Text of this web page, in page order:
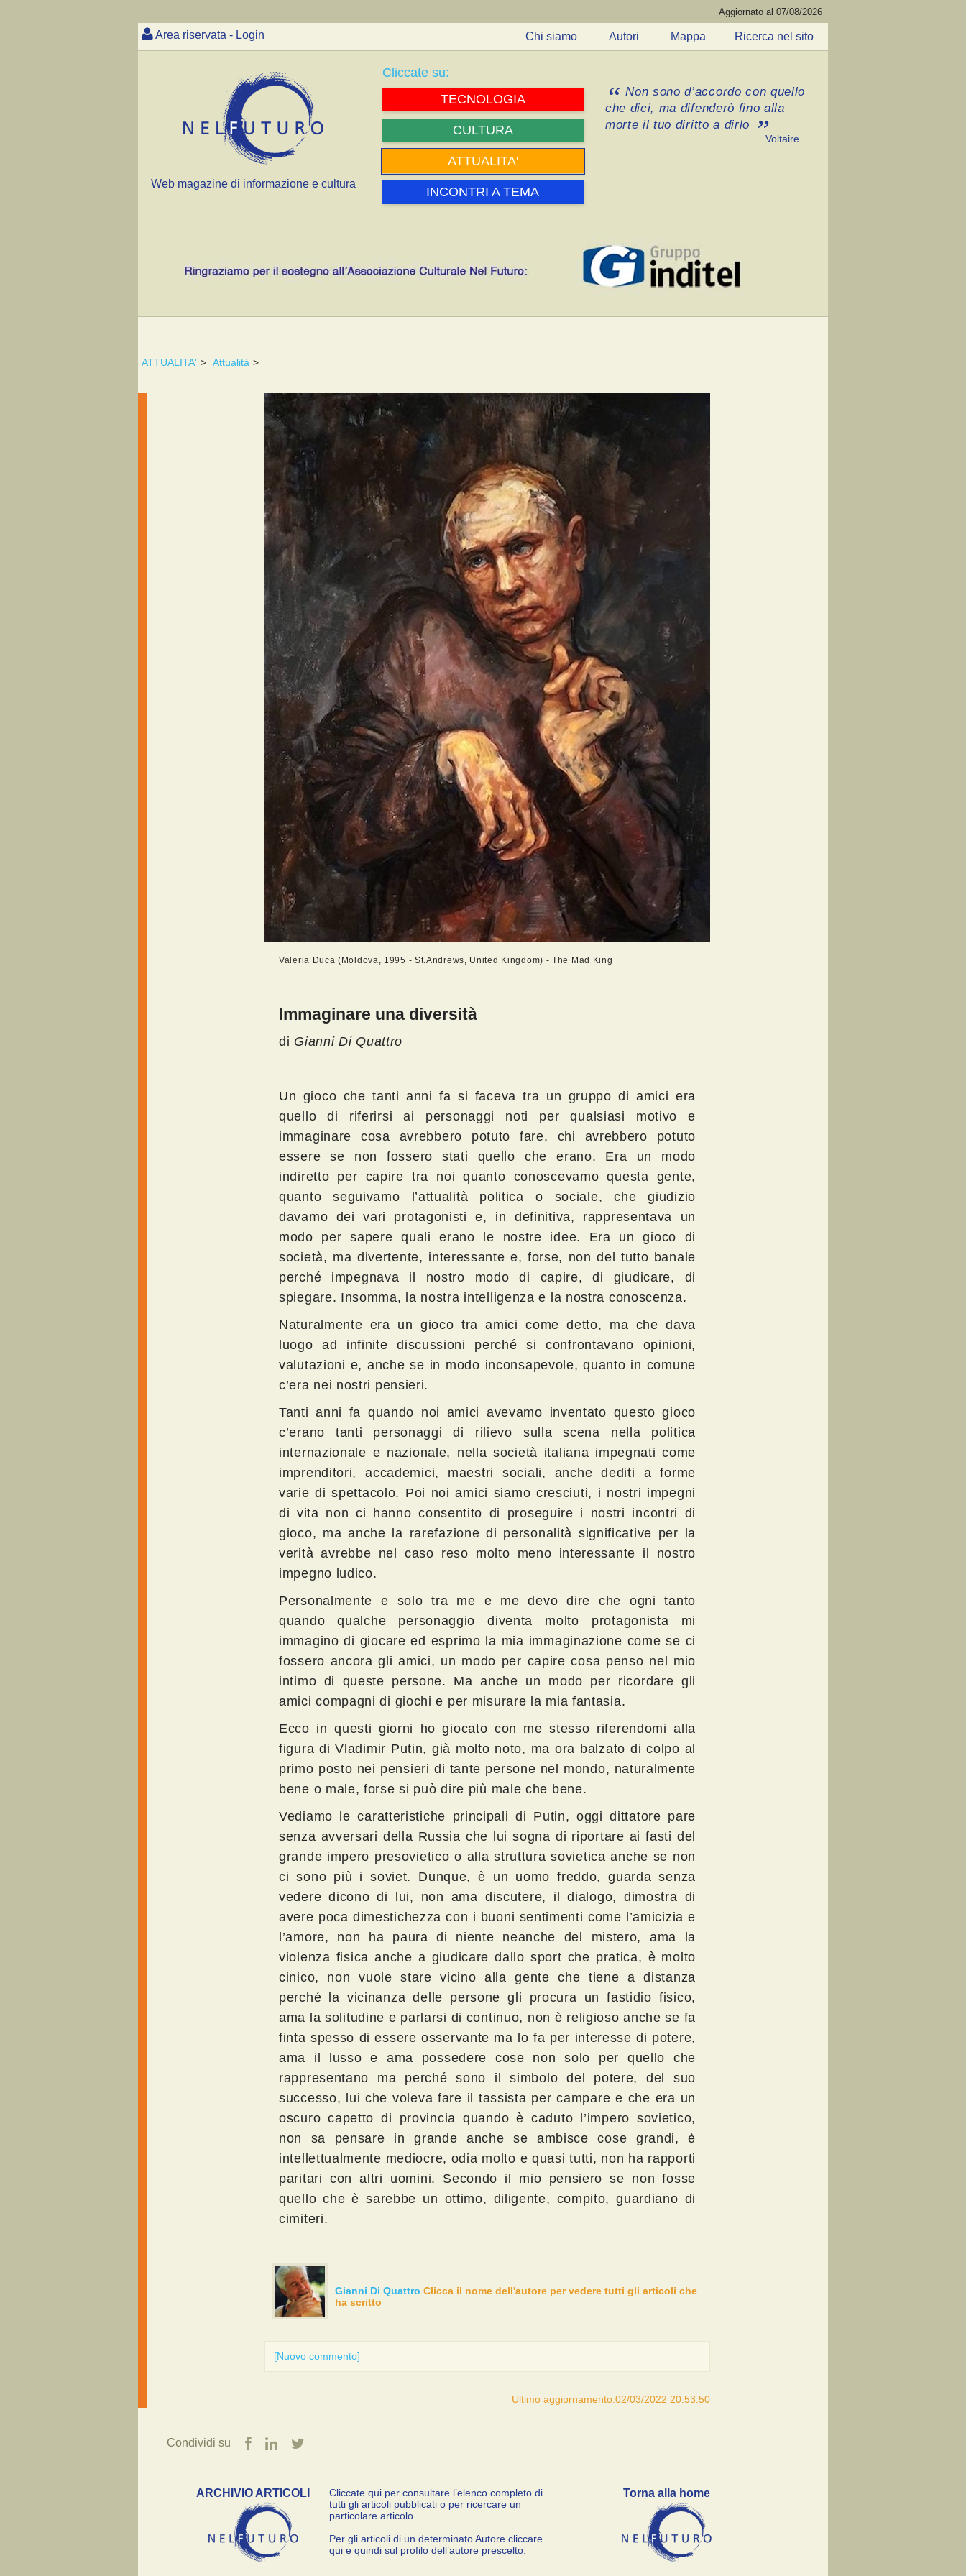
Aggiornato al 07/08/2026
Area riservata - Login Chi siamo Autori Mappa Ricerca nel sito
Web magazine di informazione e cultura
Cliccate su:
TECNOLOGIA
CULTURA
ATTUALITA'
INCONTRI A TEMA
Non sono d’accordo con quello
che dici, ma difenderò fino alla
morte il tuo diritto a dirlo
Voltaire
ATTUALITA' > Attualità >
Valeria Duca (Moldova, 1995 - St.Andrews, United Kingdom) - The Mad King
Immaginare una diversità
di Gianni Di Quattro
Un gioco che tanti anni fa si faceva tra un gruppo di amici era
quello di riferirsi ai personaggi noti per qualsiasi motivo e
immaginare cosa avrebbero potuto fare, chi avrebbero potuto
essere se non fossero stati quello che erano. Era un modo
indiretto per capire tra noi quanto conoscevamo questa gente,
quanto seguivamo l’attualità politica o sociale, che giudizio
davamo dei vari protagonisti e, in definitiva, rappresentava un
modo per sapere quali erano le nostre idee. Era un gioco di
società, ma divertente, interessante e, forse, non del tutto banale
perché impegnava il nostro modo di capire, di giudicare, di
spiegare. Insomma, la nostra intelligenza e la nostra conoscenza.
Naturalmente era un gioco tra amici come detto, ma che dava
luogo ad infinite discussioni perché si confrontavano opinioni,
valutazioni e, anche se in modo inconsapevole, quanto in comune
c’era nei nostri pensieri.
Tanti anni fa quando noi amici avevamo inventato questo gioco
c’erano tanti personaggi di rilievo sulla scena nella politica
internazionale e nazionale, nella società italiana impegnati come
imprenditori, accademici, maestri sociali, anche dediti a forme
varie di spettacolo. Poi noi amici siamo cresciuti, i nostri impegni
di vita non ci hanno consentito di proseguire i nostri incontri di
gioco, ma anche la rarefazione di personalità significative per la
verità avrebbe nel caso reso molto meno interessante il nostro
impegno ludico.
Personalmente e solo tra me e me devo dire che ogni tanto
quando qualche personaggio diventa molto protagonista mi
immagino di giocare ed esprimo la mia immaginazione come se ci
fossero ancora gli amici, un modo per capire cosa penso nel mio
intimo di queste persone. Ma anche un modo per ricordare gli
amici compagni di giochi e per misurare la mia fantasia.
Ecco in questi giorni ho giocato con me stesso riferendomi alla
figura di Vladimir Putin, già molto noto, ma ora balzato di colpo al
primo posto nei pensieri di tante persone nel mondo, naturalmente
bene o male, forse si può dire più male che bene.
Vediamo le caratteristiche principali di Putin, oggi dittatore pare
senza avversari della Russia che lui sogna di riportare ai fasti del
grande impero presovietico o alla struttura sovietica anche se non
ci sono più i soviet. Dunque, è un uomo freddo, guarda senza
vedere dicono di lui, non ama discutere, il dialogo, dimostra di
avere poca dimestichezza con i buoni sentimenti come l’amicizia e
l’amore, non ha paura di niente neanche del mistero, ama la
violenza fisica anche a giudicare dallo sport che pratica, è molto
cinico, non vuole stare vicino alla gente che tiene a distanza
perché la vicinanza delle persone gli procura un fastidio fisico,
ama la solitudine e parlarsi di continuo, non è religioso anche se fa
finta spesso di essere osservante ma lo fa per interesse di potere,
ama il lusso e ama possedere cose non solo per quello che
rappresentano ma perché sono il simbolo del potere, del suo
successo, lui che voleva fare il tassista per campare e che era un
oscuro capetto di provincia quando è caduto l’impero sovietico,
non sa pensare in grande anche se ambisce cose grandi, è
intellettualmente mediocre, odia molto e quasi tutti, non ha rapporti
paritari con altri uomini. Secondo il mio pensiero se non fosse
quello che è sarebbe un ottimo, diligente, compito, guardiano di
cimiteri.
Gianni Di Quattro Clicca il nome dell'autore per vedere tutti gli articoli che
ha scritto
[Nuovo commento]
Ultimo aggiornamento:02/03/2022 20:53:50
Condividi su
ARCHIVIO ARTICOLI
Cliccate qui per consultare l’elenco completo di
tutti gli articoli pubblicati o per ricercare un
particolare articolo.
Per gli articoli di un determinato Autore cliccare
qui e quindi sul profilo dell’autore prescelto.
Torna alla home